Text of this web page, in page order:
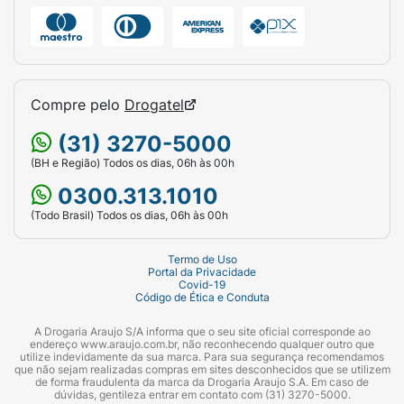
Validade do produto:
Largura da fita:5cm;
Peso bruto embalado: 97 gramas.
Conteúdo da Embalagem
Compre pelo Drogatel
(31) 3270-5000
(BH e Região) Todos os dias, 06h às 00h
0300.313.1010
(Todo Brasil) Todos os dias, 06h às 00h
Termo de Uso
Portal da Privacidade
Covid-19
Código de Ética e Conduta
A Drogaria Araujo S/A informa que o seu site oficial corresponde ao
endereço www.araujo.com.br, não reconhecendo qualquer outro que
utilize indevidamente da sua marca. Para sua segurança recomendamos
que não sejam realizadas compras em sites desconhecidos que se utilizem
de forma fraudulenta da marca da Drogaria Araujo S.A. Em caso de
dúvidas, gentileza entrar em contato com (31) 3270-5000.